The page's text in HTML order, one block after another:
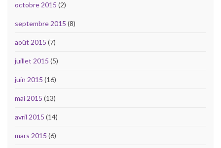
octobre 2015 (2)
septembre 2015 (8)
août 2015 (7)
juillet 2015 (5)
juin 2015 (16)
mai 2015 (13)
avril 2015 (14)
mars 2015 (6)